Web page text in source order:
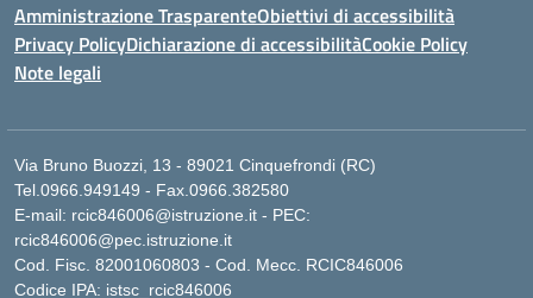
Amministrazione TrasparenteObiettivi di accessibilità
Privacy PolicyDichiarazione di accessibilitàCookie Policy
Note legali
Via Bruno Buozzi, 13 - 89021 Cinquefrondi (RC)
Tel.0966.949149 - Fax.0966.382580
E-mail: rcic846006@istruzione.it - PEC:
rcic846006@pec.istruzione.it
Cod. Fisc. 82001060803 - Cod. Mecc. RCIC846006
Codice IPA: istsc_rcic846006